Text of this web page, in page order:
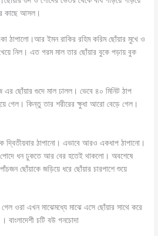
কাছে আসল।
ঠাপালো।আর ইমন রাকির রহিম করিম ছোঁয়ার মুখে ও
নিল। এত গরম মাল তার ছোঁয়ার বুকে পড়ায় বুক
এর ছোঁয়ার গুদে মাল ঢালল। ভেবে ৪০ মিনিট ঠাপ
গেল। কিন্তু তার শরীরের ক্ষুধা আরো বেড়ে গেল।
দ্বিতীয়বার ঠাপানো। এভাবে আরও একধাপ ঠাপানো।
পোদে ধন ঢুকতে আর বের হতেই থাকলো। অবশেষে
ছোঁয়াকে জড়িয়ে ধরে ছোঁয়ার চারপাশে শুয়ে
গেল ওরা এখন মাঝেমধ্যে মাঝে এসে ছোঁয়ার সাথে করে
চটি বউ গনচোদা